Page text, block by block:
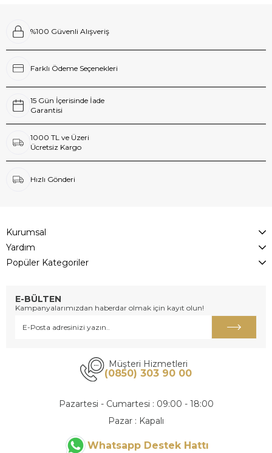
%100 Güvenli Alışveriş
Farklı Ödeme Seçenekleri
15 Gün İçerisinde İade
Garantisi
1000 TL ve Üzeri
Ücretsiz Kargo
Hızlı Gönderi
Kurumsal
Yardım
Popüler Kategoriler
E-BÜLTEN
Kampanyalarımızdan haberdar olmak için kayıt olun!
Müşteri Hizmetleri
(0850) 303 90 00
Pazartesi - Cumartesi : 09:00 - 18:00
Pazar : Kapalı
Whatsapp Destek Hattı